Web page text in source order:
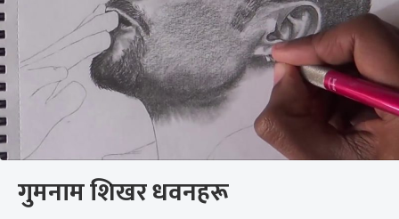
गुमनाम शिखर धवनहरू